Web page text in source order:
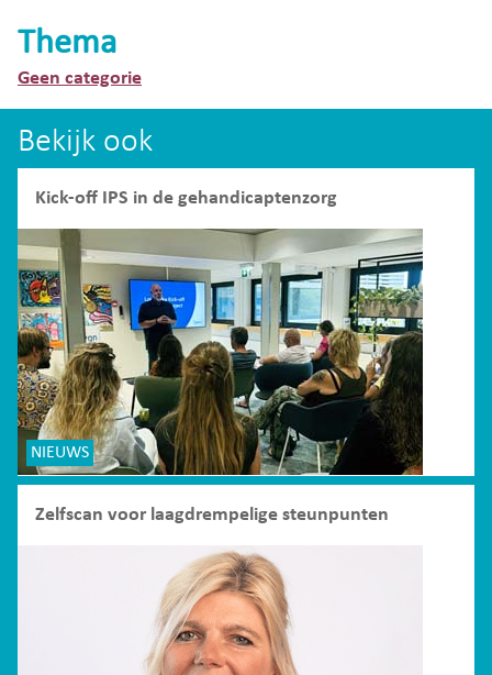
Thema
Geen categorie
Bekijk ook
Kick-off IPS in de gehandicaptenzorg
NIEUWS
Zelfscan voor laagdrempelige steunpunten